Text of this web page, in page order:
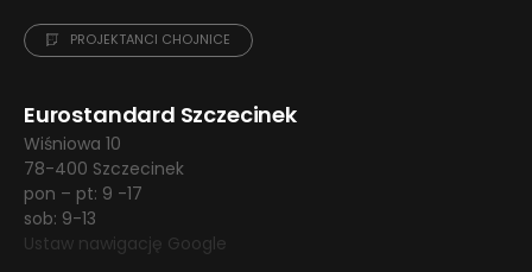
PROJEKTANCI CHOJNICE
Eurostandard Szczecinek
Wiśniowa 10
78-400 Szczecinek
pon – pt: 9 -17
sob: 9-13
Ustaw nawigację Google